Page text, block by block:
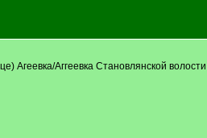
Аггеевка Становлянской